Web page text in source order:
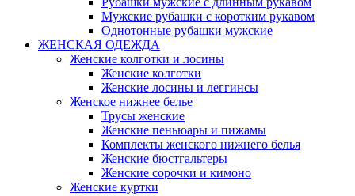
Мужские рубашки с коротким рукавом
Однотонные рубашки мужские
ЖЕНСКАЯ ОДЕЖДА
Женские колготки и лосины
Женские колготки
Женские лосины и леггинсы
Женское нижнее белье
Трусы женские
Женские пеньюары и пижамы
Комплекты женского нижнего белья
Женские бюстгальтеры
Женские сорочки и кимоно
Женские куртки